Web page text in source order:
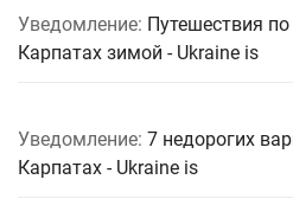
Уведомление: Путешествия
Карпатах зимой - Ukraine is
Уведомление: 7 недорогих
Карпатах - Ukraine is